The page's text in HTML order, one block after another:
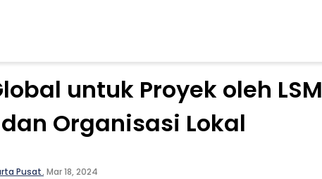
untuk Proyek oleh LSM
Organisasi Lokal
Pusat. Mar 18, 2024